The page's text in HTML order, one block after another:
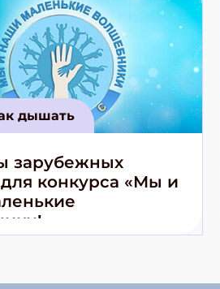
дышать
зарубежных
конкурса «Мы и